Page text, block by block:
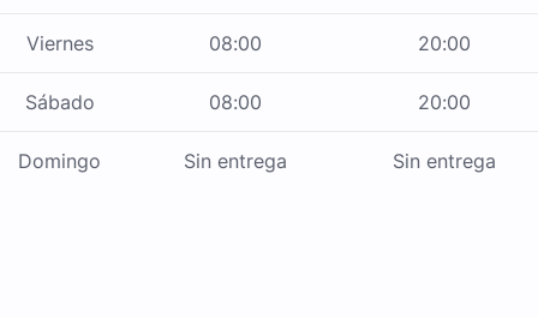
Viernes 08:00 20:00
Sábado 08:00 20:00
Domingo Sin entrega Sin entrega